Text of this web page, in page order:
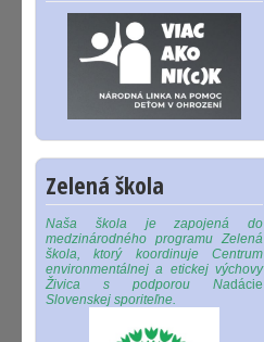
Zelená škola
Naša škola je zapojená do
medzinárodného programu Zelená
škola, ktorý koordinuje Centrum
environmentálnej a etickej výchovy
Živica s podporou Nadácie
Slovenskej sporiteľne.